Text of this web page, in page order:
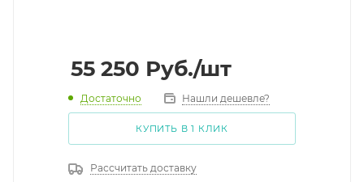
55 250 Руб./шт
Достаточно Нашли дешевле?
КУПИТЬ В 1 КЛИК
Рассчитать доставку